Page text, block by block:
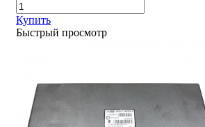
Купить
Быстрый просмотр